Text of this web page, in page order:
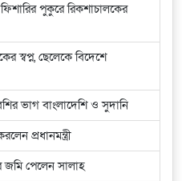
পুকুরে রিকশাচালকের
স্বপ্ন, ছেলেকে বিদেশে
ভাগ বাংলাদেশি ও সুদানি
প্রধানমন্ত্রী
জমি পেলেন সালাহ